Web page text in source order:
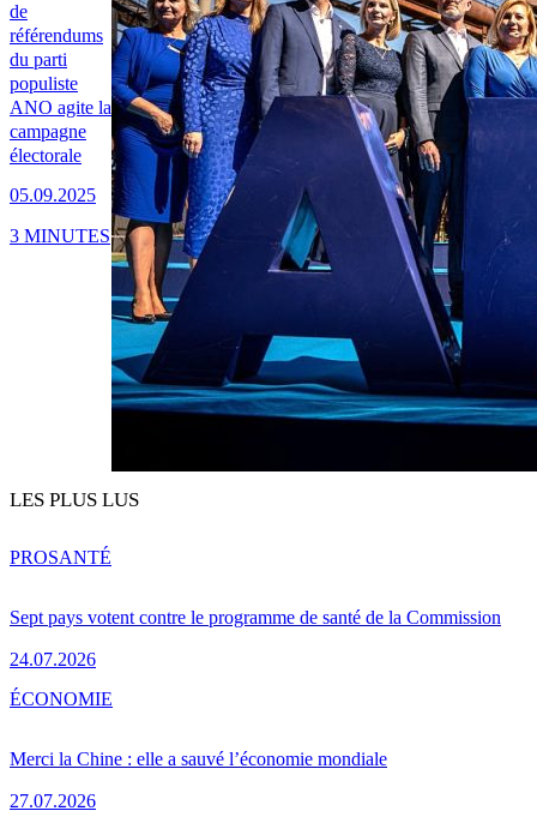
de
référendums
du parti
populiste
ANO agite la
campagne
électorale
05.09.2025
3 MINUTES
LES PLUS LUS
Sept pays votent contre le programme de santé de la Commission
24.07.2026
PROSANTÉ
Merci la Chine : elle a sauvé l’économie mondiale
27.07.2026
ÉCONOMIE